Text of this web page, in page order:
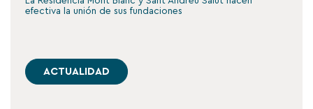
efectiva la unión de sus fundaciones
ACTUALIDAD